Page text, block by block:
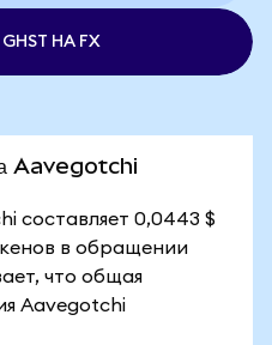
НА FX
Aavegotchi
составляет 0,0443 $
в обращении
что общая
Aavegotchi